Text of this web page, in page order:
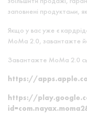
заповнені продуктами,
Якщо у вас уже є
MoMa 2.0, завантажте
Завантажте MoMa 2.0
https://
https://